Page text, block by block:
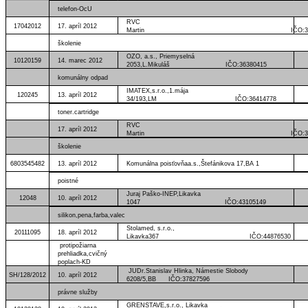
telefon-OcU
17042012 17. apríl 2012
RVC
Martin
školenie
10120159 14. marec 2012
OZO, a.s., Priemyselná
2053,L.Mikuláš IČO:36380415
komunálny odpad
120245 13. apríl 2012
IMATEX,s.r.o.,1.mája
34/193,LM IČO:36414778
toner.cartridge
17. apríl 2012
RVC
Martin
školenie
6803545482 13. apríl 2012 Komunálna poisťovňaa.s.,Štefánikova 17,BA 1
poistné
12048 10. apríl 2012
Juraj Paško-INEP,Likavka
1047 IČO:43105149
silikon,pena,farba,valec
20111095 18. apríl 2012
Stolamed, s.r.o.,
Likavka367 IČO:44876530
protipožiarna
prehliadka,cvičný
poplach-KD
SH/128/2012
10. apríl 2012
JUDr.Stanislav Hlinka, Námestie Slobody
6208/5,BB IČO:37827596
právne služby
GRENSTAVE,s.r.o., Likavka